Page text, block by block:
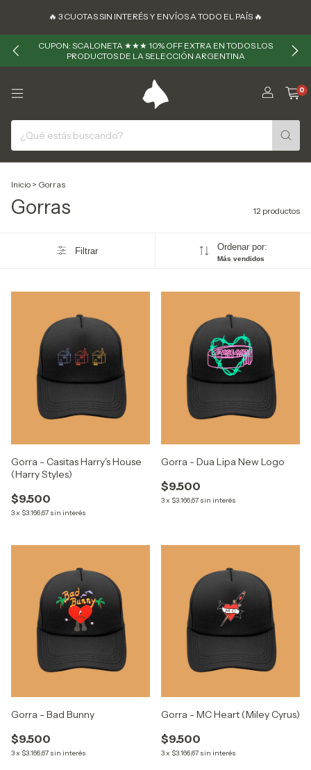
🔥 ㅤㅤ3 CUOTAS SIN INTERÉS Y ENVÍOS A TODO EL PAÍS 🔥
CUPON: SCALONETA ★★★ 10% OFF EXTRA EN TODOS LOS
PRODUCTOS DE LA SELECCIÓN ARGENTINA
0
Inicio > Gorras
Gorras 12 productos
Filtrar Ordenar por:
Más vendidos
Gorra - Casitas Harry's House
(Harry Styles)
$9.500
3x $3.166,67 sin interés
Gorra - Dua Lipa New Logo
$9.500
3x $3.166,67 sin interés
Gorra - Bad Bunny
$9.500
3x $3.166,67 sin interés
Gorra - MC Heart (Miley Cyrus)
$9.500
3x $3.166,67 sin interés